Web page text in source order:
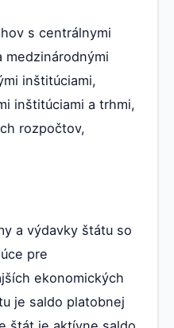
s centrálnymi
medzinárodnými
inštitúciami,
inštitúciami a trhmi,
rozpočtov,
a výdavky štátu so
pre
ekonomických
je saldo platobnej